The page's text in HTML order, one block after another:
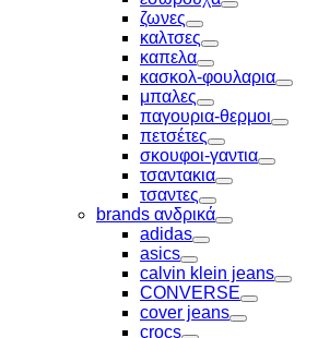
Toggle
ζωνες
Toggle
καλτσες
Toggle
καπελα
Toggle
κασκολ-φουλαρια
Toggle
μπαλες
Toggle
παγουρια-θερμοι
Toggle
πετσέτες
Toggle
σκουφοι-γαντια
Toggle
τσαντακια
Toggle
τσαντες
Toggle
brands ανδρικά
Toggle
adidas
Toggle
asics
Toggle
calvin klein jeans
Toggle
CONVERSE
Toggle
cover jeans
Toggle
crocs